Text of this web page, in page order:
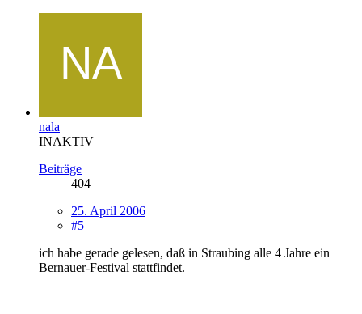
nala
INAKTIV
Beiträge
404
25. April 2006
#5
ich habe gerade gelesen, daß in Straubing alle 4 Jahre ein
Bernauer-Festival stattfindet.